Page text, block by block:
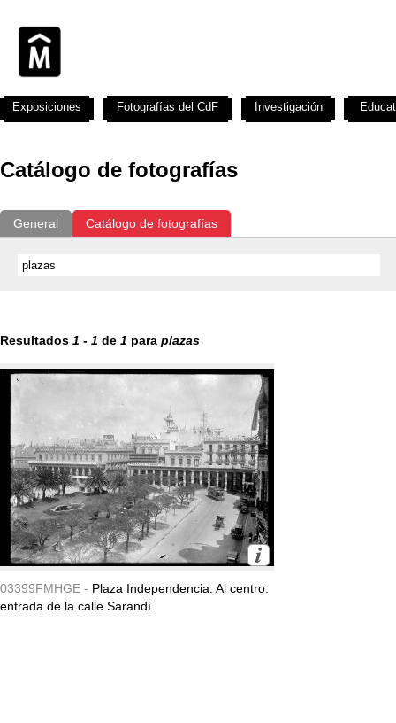
Catálogo de fotografías
General Catálogo de fotografías
Resultados 1 - 1 de 1 para plazas
03399FMHGE - Plaza Independencia. Al centro:
entrada de la calle Sarandí.
Exposiciones Fotografías del CdF Investigación